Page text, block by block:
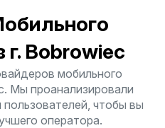
г. Bobrowiec
мобильного
Мы проанализировали
чтобы вы
оператора.